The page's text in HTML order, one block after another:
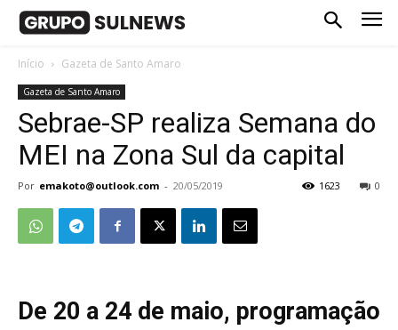
Início Gazeta de Santo Amaro
Gazeta de Santo Amaro
Sebrae-SP realiza Semana do
MEI na Zona Sul da capital
Por emakoto@outlook.com - 20/05/2019 0
1623
De 20 a 24 de maio, programação